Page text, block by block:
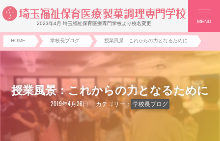
2023年4月 埼玉福祉保育医療専門学校より校名変更 MENU
HOME 学校長ブログ 授業風景：これからの力となるために
授業風景：これからの力となるために
2019年4月26日 カテゴリー： 学校長ブログ